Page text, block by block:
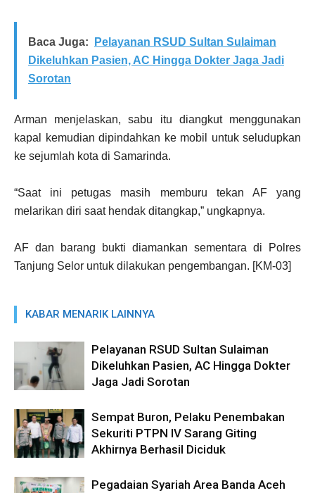
Baca Juga:
Pelayanan RSUD Sultan Sulaiman
Dikeluhkan Pasien, AC Hingga Dokter Jaga Jadi
Sorotan
Arman menjelaskan, sabu itu diangkut menggunakan
kapal kemudian dipindahkan ke mobil untuk seludupkan
ke sejumlah kota di Samarinda.
“Saat ini petugas masih memburu tekan AF yang
melarikan diri saat hendak ditangkap,” ungkapnya.
AF dan barang bukti diamankan sementara di Polres
Tanjung Selor untuk dilakukan pengembangan. [KM-03]
KABAR MENARIK LAINNYA
Pelayanan RSUD Sultan Sulaiman
Dikeluhkan Pasien, AC Hingga Dokter
Jaga Jadi Sorotan
Sempat Buron, Pelaku Penembakan
Sekuriti PTPN IV Sarang Giting
Akhirnya Berhasil Diciduk
Pegadaian Syariah Area Banda Aceh